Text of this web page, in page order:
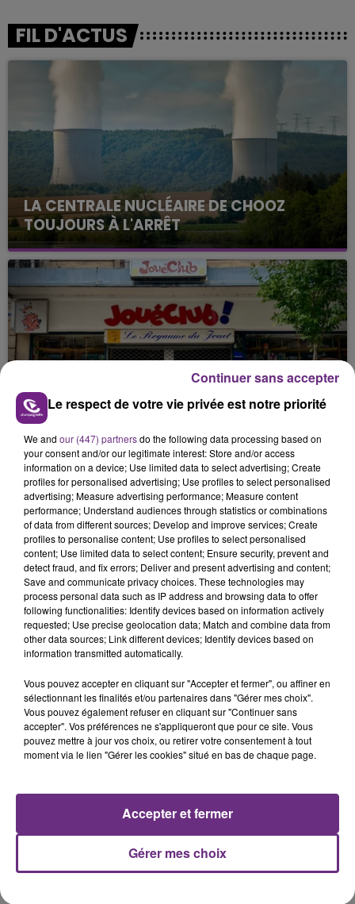
FIL D'ACTUS
LA CENTRALE NUCLÉAIRE DE CHOOZ
TOUJOURS À L'ARRÊT
Cela fait déjà une semaine que la centrale
nucléaire ardennaise est à l'arrêt. Une situation
justifiée par la sécheresse intense qui est toujours
présente.
LE MAGASIN JOUÉCLUB DE REIMS FERME
SES PORTES
C'était l'une des institutions du centre-ville
rémois. Le magasin JouéClub est contraint de
fermer ses portes.
TITRES DIFFUSÉS
15h07
15h07
OFENBACH & STARSAILOR
Four To The Floor
15h04
15h04
CALOGERO
En Apesanteur
15h01
15h01 14h58
14h58
Le respect de votre vie privée est notre priorité
We and our (447) partnersdo the following data processing based on
your consent and/or our legitimate interest: Store and/or access
information on a device; Use limited data to select advertising; Create
profiles for personalised advertising; Use profiles to select personalised
advertising; Measure advertising performance; Measure content
performance; Understand audiences through statistics or combinations
of data from different sources; Develop and improve services; Create
profiles to personalise content; Use profiles to select personalised
content; Use limited data to select content; Ensure security, prevent and
detect fraud, and fix errors; Deliver and present advertising and content;
Save and communicate privacy choices. These technologies may
process personal data such as IP address and browsing data to offer
following functionalities: Identify devices based on information actively
requested; Use precise geolocation data; Match and combine data from
other data sources; Link different devices; Identify devices based on
information transmitted automatically.
Vous pouvez accepter en cliquant sur "Accepter et fermer", ou affiner en
sélectionnant les finalités et/ou partenaires dans "Gérer mes choix".
Vous pouvez également refuser en cliquant sur "Continuer sans
accepter". Vos préférences ne s'appliqueront que pour ce site. Vous
pouvez mettre à jour vos choix, ou retirer votre consentement à tout
moment via le lien "Gérer les cookies" situé en bas de chaque page.
Gérer mes choix
Accepter et fermer
Continuer sans accepter